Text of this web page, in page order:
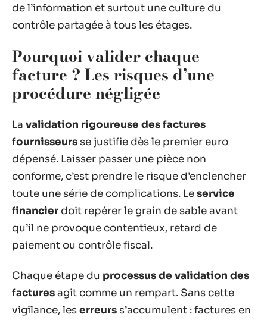
de l’information et surtout une culture du
contrôle partagée à tous les étages.
Pourquoi valider chaque
facture ? Les risques d’une
procédure négligée
La validation rigoureuse des factures
fournisseurs se justifie dès le premier euro
dépensé. Laisser passer une pièce non
conforme, c’est prendre le risque d’enclencher
toute une série de complications. Leservice
financier doit repérer le grain de sable avant
qu’il ne provoque contentieux, retard de
paiement ou contrôle fiscal.
Chaque étape du processus de validation des
facturesagit comme un rempart. Sans cette
vigilance, leserreurs s’accumulent : factures en